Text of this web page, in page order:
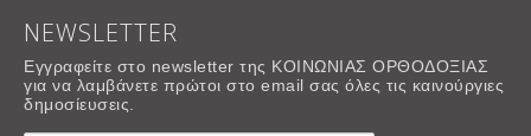
NEWSLETTER
Εγγραφείτε στο newsletter της ΚΟΙΝΩΝΙΑΣ ΟΡΘΟΔΟΞΙΑΣ
για να λαμβάνετε πρώτοι στο email σας όλες τις καινούργιες
δημοσίευσεις.